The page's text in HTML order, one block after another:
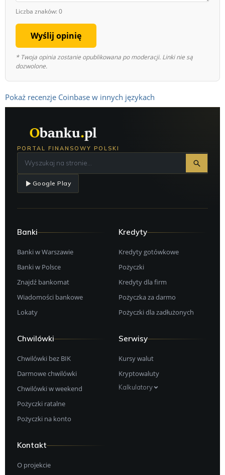
Liczba znaków: 0
Wyślij opinię
* Twoja opinia zostanie opublikowana po moderacji. Linki nie są
dozwolone.
Pokaż recenzje Coinbase w innych językach
PORTAL FINANSOWY POLSKI
Google Play
Banki
Banki w Warszawie
Banki w Polsce
Znajdź bankomat
Wiadomości bankowe
Lokaty
Kredyty
Kredyty gotówkowe
Pożyczki
Kredyty dla firm
Pożyczka za darmo
Pożyczki dla zadłużonych
Chwilówki
Chwilówki bez BIK
Darmowe chwilówki
Chwilówki w weekend
Pożyczki ratalne
Pożyczki na konto
Serwisy
Kursy walut
Kryptowaluty
Kalkulatory
Kontakt
O projekcie